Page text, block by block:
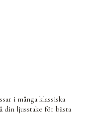
i många klassiska
din ljusstake för bästa